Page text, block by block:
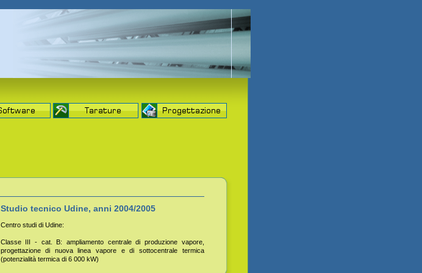
Studio tecnico Udine, anni 2004/2005
Centro studi di Udine:
Classe III - cat. B: ampliamento centrale di produzione vapore,
progettazione di nuova linea vapore e di sottocentrale termica
(potenzialità termica di 6 000 kW)